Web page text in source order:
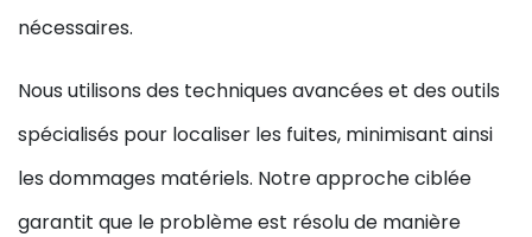
nécessaires.
Nous utilisons des techniques avancées et des outils
spécialisés pour localiser les fuites, minimisant ainsi
les dommages matériels. Notre approche ciblée
garantit que le problème est résolu de manière